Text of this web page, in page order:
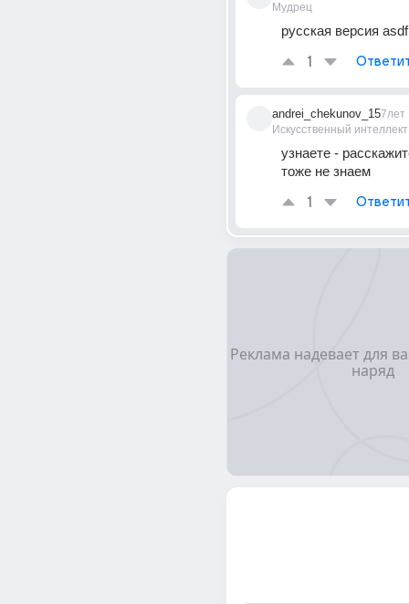
Мудрец
русская версия
1
andrei_chekunov_15
Искусственный интеллект
7лет
узнаете -
тоже не знаем
1